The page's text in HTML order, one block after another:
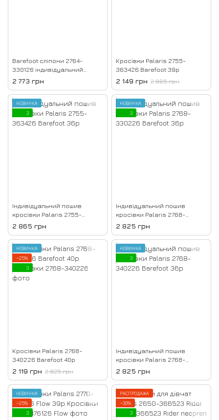
Barefoot сліпони 2764-
330126 індивідуальний
пошив 36р
2 773 грн
Кросівки Palaris 2755-
363426 Barefoot 39р
2 149 грн 2 865 грн
НОВИНКА
3
Індивідуальний пошив
кросівки Palaris 2755-
363426 Barefoot 36р
2 865 грн
НОВИНКА
3
Індивідуальний пошив
кросівки Palaris 2768-
330226 Barefoot 36р
2 825 грн
НОВИНКА
−25%
3
Кросівки Palaris 2768-
340226 Barefoot 40р
2 119 грн 2 825 грн
НОВИНКА
3
Індивідуальний пошив
кросівки Palaris 2768-
340226 Barefoot 36р
2 825 грн
НОВИНКА
−25%
3
РАСПРОДАЖА
−30%
3